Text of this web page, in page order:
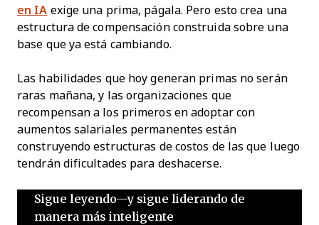
en IA exige una prima, págala. Pero esto crea una
estructura de compensación construida sobre una
base que ya está cambiando.
Las habilidades que hoy generan primas no serán
raras mañana, y las organizaciones que
recompensan a los primeros en adoptar con
aumentos salariales permanentes están
construyendo estructuras de costos de las que luego
tendrán dificultades para deshacerse.
Sigue leyendo—y sigue liderando de
manera más inteligente